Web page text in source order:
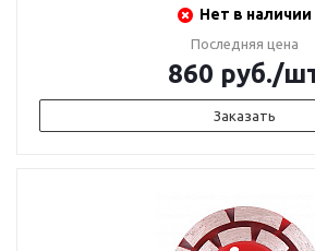
Нет в наличии
Последняя цена
860 руб./
Заказать